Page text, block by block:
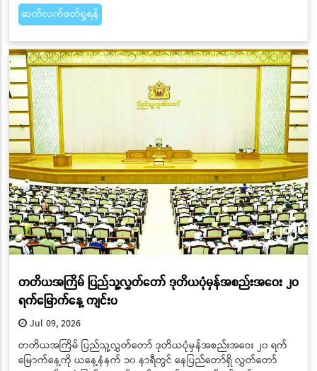
ဆက်လက်ဖတ်ရှုရန်
တတိယအကြိမ် ပြည်သူ့လွှတ်တော် ဒုတိယပုံမှန်အစည်းအဝေး ၂၀
ရက်မြောက်နေ့ ကျင်းပ
Jul 09, 2026
တတိယအကြိမ် ပြည်သူ့လွှတ်တော် ဒုတိယပုံမှန်အစည်းအဝေး ၂၀ ရက်
မြောက်နေ့ကို ယနေ့နံနက် ၁၀ နာရီတွင် နေပြည်တော်ရှိ လွှတ်တော်